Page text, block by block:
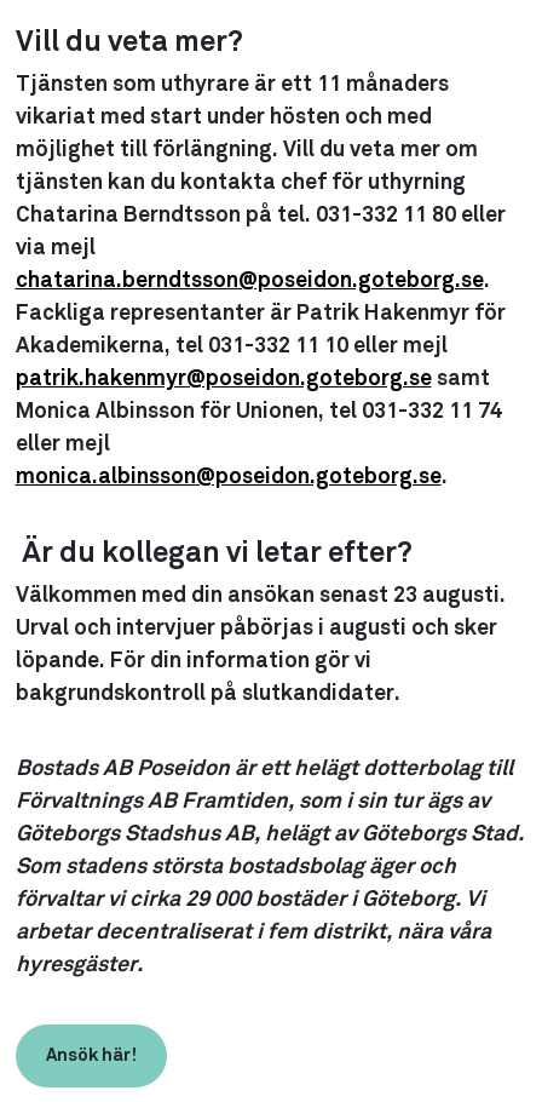
Vill du veta mer?
Tjänsten som uthyrare är ett 11 månaders
vikariat med start under hösten och med
möjlighet till förlängning. Vill du veta mer om
tjänsten kan du kontakta chef för uthyrning
Chatarina Berndtsson på tel. 031-332 11 80 eller
via mejl
chatarina.berndtsson@poseidon.goteborg.se.
Fackliga representanter är Patrik Hakenmyr för
Akademikerna, tel 031-332 11 10 eller mejl
patrik.hakenmyr@poseidon.goteborg.sesamt
Monica Albinsson för Unionen, tel 031-332 11 74
eller mejl
monica.albinsson@poseidon.goteborg.se.
Är du kollegan vi letar efter?
Välkommen med din ansökan senast 23 augusti.
Urval och intervjuer påbörjas i augusti och sker
löpande. För din information gör vi
bakgrundskontroll på slutkandidater.
Bostads AB Poseidon är ett helägt dotterbolag till
Förvaltnings AB Framtiden, som i sin tur ägs av
Göteborgs Stadshus AB, helägt av Göteborgs Stad.
Som stadens största bostadsbolag äger och
förvaltar vi cirka 29 000 bostäder i Göteborg. Vi
arbetar decentraliserat i fem distrikt, nära våra
hyresgäster.
Ansök här!